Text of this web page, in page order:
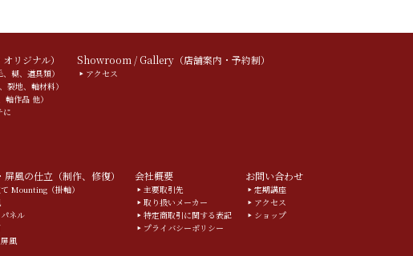
リジナル）
糊、道具類）
地、軸材料）
作品 他）
に
Showroom / Gallery（店舗案内・予約制）
アクセス
屏風の仕立（制作、修復）
Mounting（掛軸）
ネル
風
会社概要
主要取引先
取り扱いメーカー
特定商取引に関する表記
プライバシーポリシー
お問い合わせ
定期講座
アクセス
ショップ